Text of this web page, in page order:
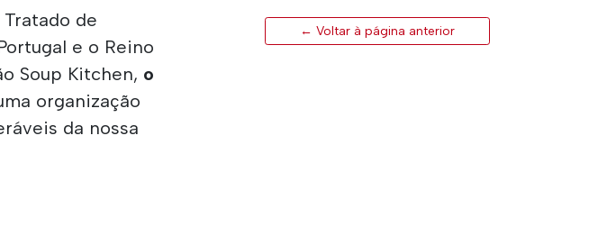
de
e o Reino
Soup Kitchen, o
organização
da nossa
← Voltar à página anterior